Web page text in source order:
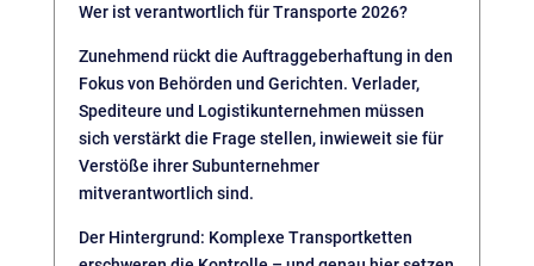
Wer ist verantwortlich für Transporte 2026?
Zunehmend rückt die Auftraggeberhaftung in den
Fokus von Behörden und Gerichten. Verlader,
Spediteure und Logistikunternehmen müssen
sich verstärkt die Frage stellen, inwieweit sie für
Verstöße ihrer Subunternehmer
mitverantwortlich sind.
Der Hintergrund: Komplexe Transportketten